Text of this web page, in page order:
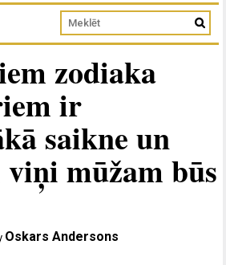
zodiaka
ir
saikne un
mūžam būs
Oskars Andersons